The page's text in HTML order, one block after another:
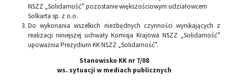
NSZZ „Solidarność” pozostanie większościowym udziałowcem
Solkarta sp. z o.o.
Do wykonania wszelkich niezbędnych czynności wynikających z
realizacji niniejszej uchwały Komisja Krajowa NSZZ „Solidarność”
upoważnia Prezydium KK NSZZ „Solidarność”.
Stanowisko KK nr 7/08
ws. sytuacji w mediach publicznych